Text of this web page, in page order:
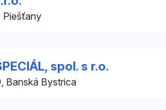
Piešťany
spol. s r.o.
Banská Bystrica